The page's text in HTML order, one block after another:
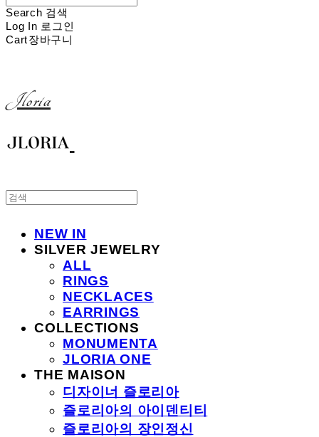
Search 검색
Log In 로그인
Cart장바구니
Jloria
NEW IN
SILVER JEWELRY
ALL
RINGS
NECKLACES
EARRINGS
COLLECTIONS
MONUMENTA
JLORIA ONE
THE MAISON
디자이너 즐로리아
즐로리아의 아이덴티티
즐로리아의 장인정신